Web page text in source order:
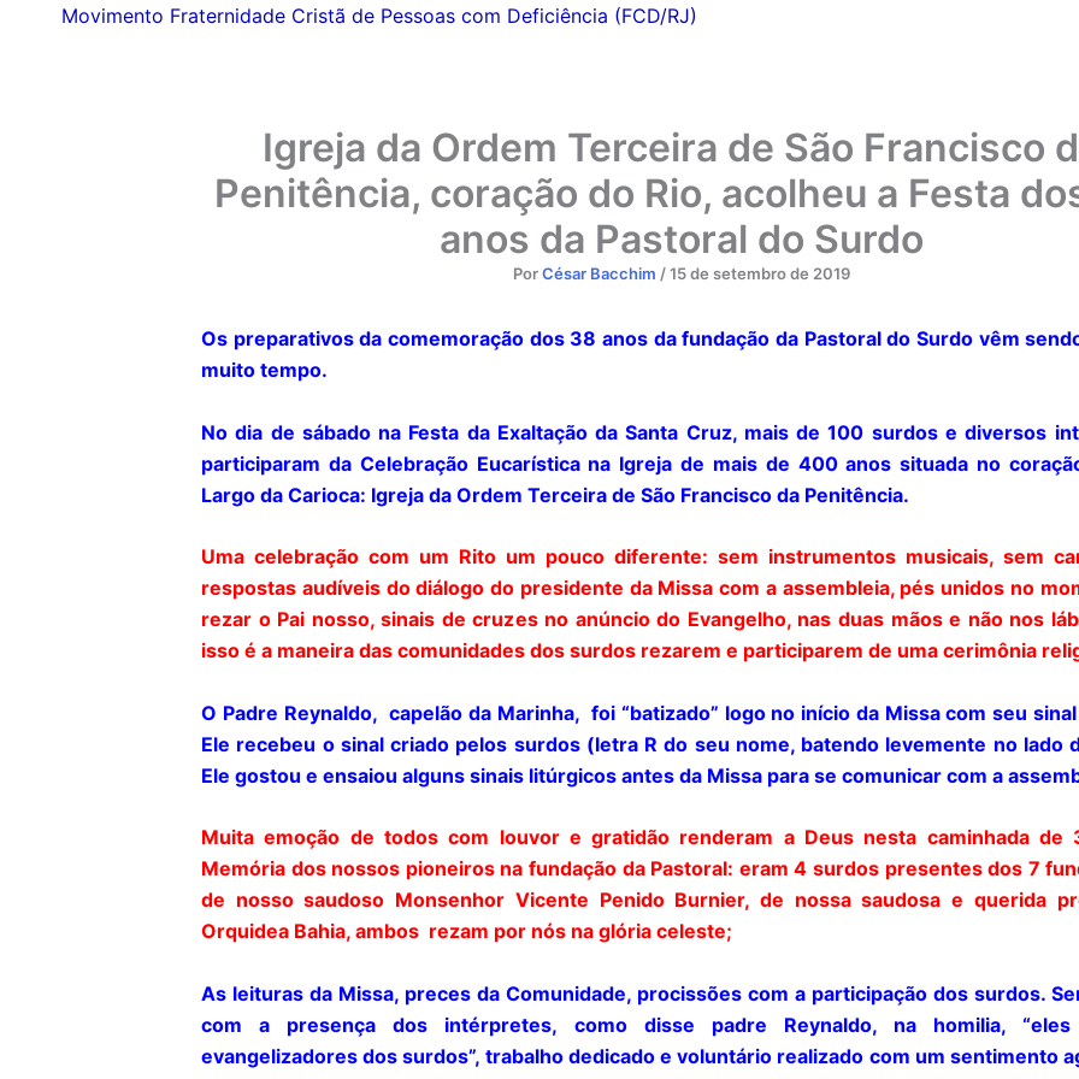
Movimento Fraternidade Cristã de Pessoas com Deficiência (FCD/RJ)
Igreja da Ordem Terceira de São Francisco
Penitência, coração do Rio, acolheu a Festa
anos da Pastoral do Surdo
PorCésar Bacchim /15 de setembro de 2019
Os preparativos da comemoração dos 38 anos da fundação da Pastoral do Surdo vêm
muito tempo.
No dia de sábado na Festa da Exaltação da Santa Cruz, mais de 100 surdos e diversos
participaram da Celebração Eucarística na Igreja de mais de 400 anos situada no
Largo da Carioca: Igreja da Ordem Terceira de São Francisco da Penitência.
Uma celebração com um Rito um pouco diferente: sem instrumentos musicais, sem
respostas audíveis do diálogo do presidente da Missa com a assembleia, pés unidos no
rezar o Pai nosso, sinais de cruzes no anúncio do Evangelho, nas duas mãos e não nos
isso é a maneira das comunidades dos surdos rezarem e participarem de uma cerimônia
O Padre Reynaldo, capelão da Marinha, foi “batizado” logo no início da Missa com seu
Ele recebeu o sinal criado pelos surdos (letra R do seu nome, batendo levemente no lado
Ele gostou e ensaiou alguns sinais litúrgicos antes da Missa para se comunicar com a
Muita emoção de todos com louvor e gratidão renderam a Deus nesta caminhada de
Memória dos nossos pioneiros na fundação da Pastoral: eram 4 surdos presentes dos 7
de nosso saudoso Monsenhor Vicente Penido Burnier, de nossa saudosa e querida
Orquidea Bahia, ambos rezam por nós na glória celeste;
As leituras da Missa, preces da Comunidade, procissões com a participação dos surdos.
com a presença dos intérpretes, como disse padre Reynaldo, na homilia,
evangelizadores dos surdos”, trabalho dedicado e voluntário realizado com um sentimento